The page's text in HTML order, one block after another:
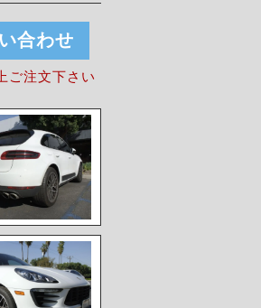
合わせ
ご注文下さい